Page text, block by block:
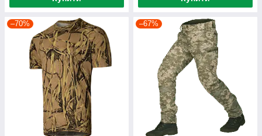
–70% –67%